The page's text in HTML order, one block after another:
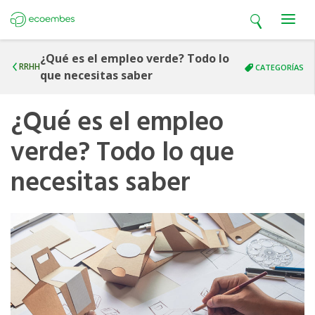
Open search
Open
RRHH
¿Qué es el empleo verde? Todo lo
que necesitas saber
CATEGORÍAS
¿Qué es el empleo
verde? Todo lo que
necesitas saber